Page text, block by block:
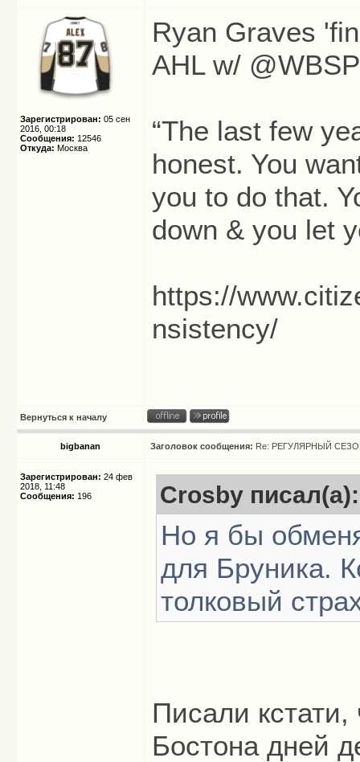
Зарегистрирован: 05 сен
2016, 00:18
Сообщения: 12546
Откуда: Москва
Ryan Graves
AHL w/
“The last few
honest. You
you to do that.
down & you let
https://
nsistency/
Вернуться к началу
bigbanan Заголовок сообщения: Re: РЕГУЛЯРНЫЙ
Зарегистрирован: 24 фев
2018, 11:48
Сообщения: 196 Crosby писал(а):
Но я бы
для Бруника.
толковый
Писали
Бостона дней